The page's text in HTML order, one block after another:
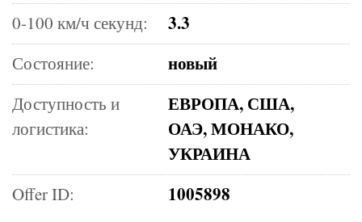
0-100 км/ч секунд: 3.3
Состояние: новый
Доступность и
логистика:
ЕВРОПА, США,
ОАЭ, МОНАКО,
УКРАИНА
Offer ID: 1005898